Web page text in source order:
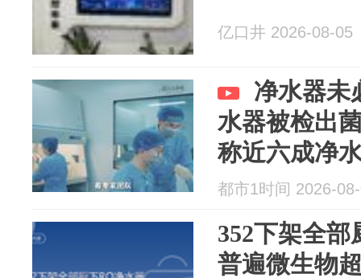
亿口井 2026-08-05
净水器未
水器被检出
称近六成净
都市1时间 2026-
352下架全
普遍微生物